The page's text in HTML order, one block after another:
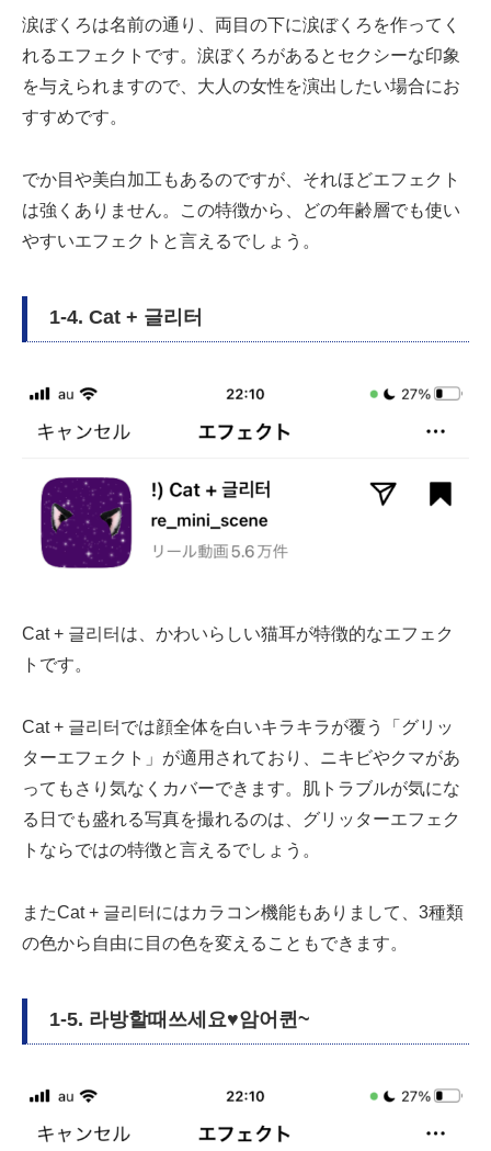
涙ぼくろは名前の通り、両目の下に涙ぼくろを作ってく
れるエフェクトです。涙ぼくろがあるとセクシーな印象
を与えられますので、大人の女性を演出したい場合にお
すすめです。
でか目や美白加工もあるのですが、それほどエフェクト
は強くありません。この特徴から、どの年齢層でも使い
やすいエフェクトと言えるでしょう。
1-4. Cat + 글리터
Cat + 글리터は、かわいらしい猫耳が特徴的なエフェク
トです。
Cat + 글리터では顔全体を白いキラキラが覆う「グリッ
ターエフェクト」が適用されており、ニキビやクマがあ
ってもさり気なくカバーできます。肌トラブルが気にな
る日でも盛れる写真を撮れるのは、グリッターエフェク
トならではの特徴と言えるでしょう。
またCat + 글리터にはカラコン機能もありまして、3種類
の色から自由に目の色を変えることもできます。
1-5. 라방할때쓰세요♥암어퀸~